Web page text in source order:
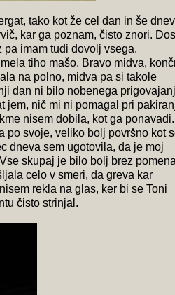
tako kot že cel dan in še
kar ga poznam, čisto znori.
pa imam tudi dovolj vsega.
tiho mašo. Bravo midva,
na polno, midva pa si takole
dan ni bilo nobenega
jem, nič mi ni pomagal pri
nisem dobila, kot ga ponavadi.
po svoje, veliko bolj površno kot
dneva sem ugotovila, da je moj
skupaj je bilo bolj brez
celo v smeri, da greva kar
rekla na glas, ker bi se Toni
čisto strinjal.